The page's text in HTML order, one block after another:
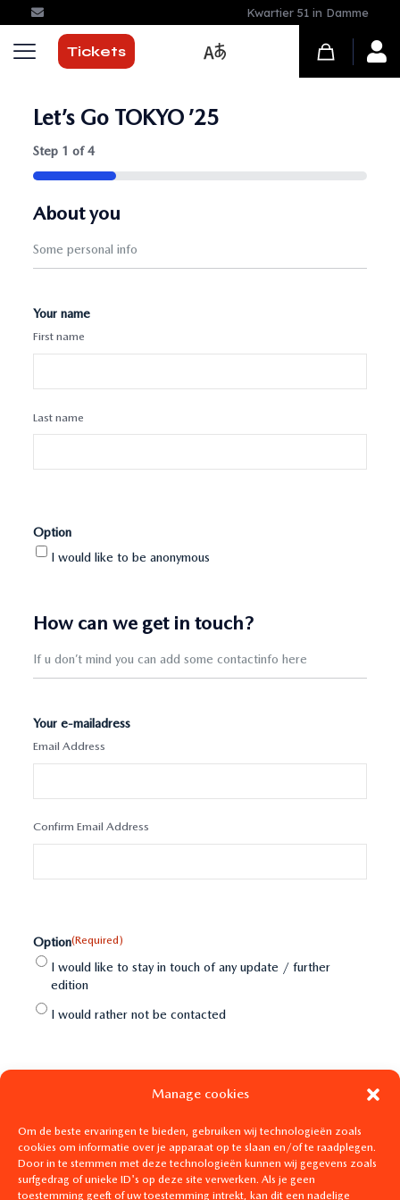
Manage cookies
Om de beste ervaringen te bieden, gebruiken wij technologieën zoals
cookies om informatie over je apparaat op te slaan en/of te raadplegen.
Door in te stemmen met deze technologieën kunnen wij gegevens zoals
surfgedrag of unieke ID's op deze site verwerken. Als je geen
toestemming geeft of uw toestemming intrekt, kan dit een nadelige
Kwartier 51 in Damme
Tickets
Let’s Go TOKYO ’25
Step 1 of4
25%
About you
Some personal info
Your name
First name
Last name
Option
I would like to be anonymous
How can we get in touch?
If u don’t mind you can add some contactinfo here
Your e-mailadress
Email Address
Confirm Email Address
Option(Required)
I would like to stay in touch of any update / further
edition
I would rather not be contacted